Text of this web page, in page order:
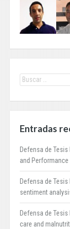
Entradas
Defensa de
and
Defensa de
sentiment
Defensa de
care and